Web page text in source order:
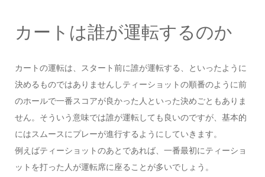
カートは誰が運転するのか
カートの運転は、スタート前に誰が運転する、といったように
決めるものではありませんしティーショットの順番のように前
のホールで一番スコアが良かった人といった決めごともありま
せん。そういう意味では誰が運転しても良いのですが、基本的
にはスムースにプレーが進行するようにしていきます。
例えばティーショットのあとであれば、一番最初にティーショ
ットを打った人が運転席に座ることが多いでしょう。